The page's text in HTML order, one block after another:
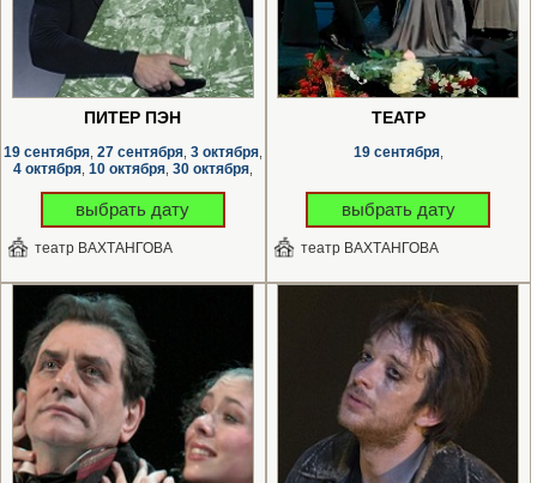
ПИТЕР ПЭН
19 сентября, 27 сентября, 3 октября,
4 октября, 10 октября, 30 октября,
выбрать дату
театр ВАХТАНГОВА
ТЕАТР
19 сентября,
выбрать дату
театр ВАХТАНГОВА